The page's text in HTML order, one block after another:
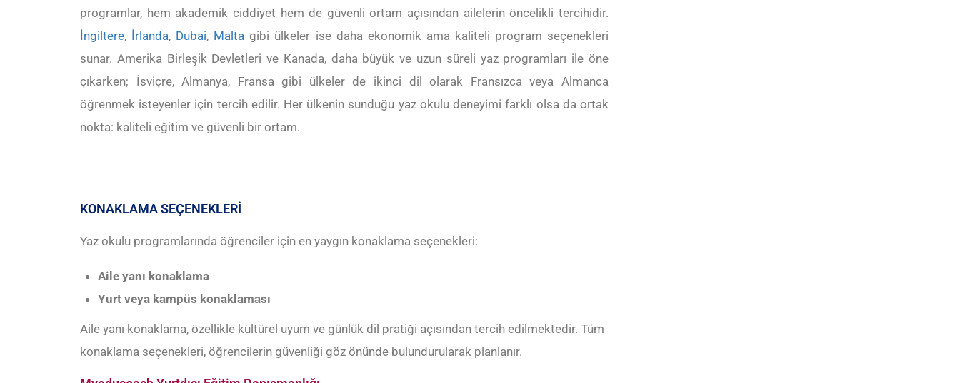
programlar, hem akademik ciddiyet hem de güvenli ortam açısından ailelerin öncelikli tercihidir.
İngiltere, İrlanda, Dubai, Malta gibi ülkeler ise daha ekonomik ama kaliteli program seçenekleri
sunar. Amerika Birleşik Devletleri ve Kanada, daha büyük ve uzun süreli yaz programları ile öne
çıkarken; İsviçre, Almanya, Fransa gibi ülkeler de ikinci dil olarak Fransızca veya Almanca
öğrenmek isteyenler için tercih edilir. Her ülkenin sunduğu yaz okulu deneyimi farklı olsa da ortak
nokta: kaliteli eğitim ve güvenli bir ortam.
KONAKLAMA SEÇENEKLERİ
Yaz okulu programlarında öğrenciler için en yaygın konaklama seçenekleri:
Aile yanı konaklama
Yurt veya kampüs konaklaması
Aile yanı konaklama, özellikle kültürel uyum ve günlük dil pratiği açısından tercih edilmektedir. Tüm
konaklama seçenekleri, öğrencilerin güvenliği göz önünde bulundurularak planlanır.